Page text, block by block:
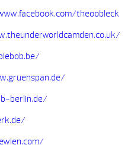
theoobleck
berlin.de/